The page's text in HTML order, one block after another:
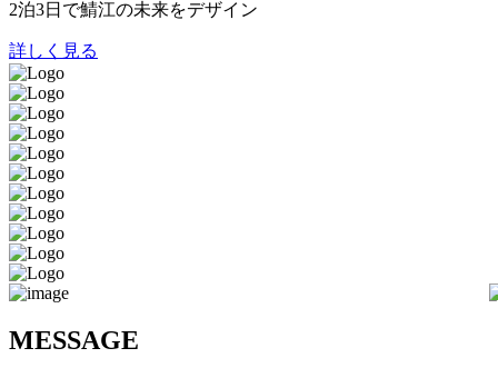
2泊3日で鯖江の未来をデザイン
詳しく見る
MESSAGE